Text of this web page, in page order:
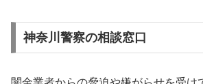
神奈川警察の相談窓口